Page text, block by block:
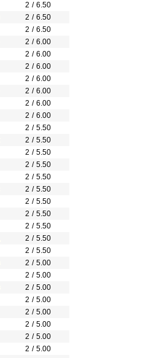
2 / 6.50
2 / 6.50
2 / 6.50
2 / 6.00
2 / 6.00
2 / 6.00
2 / 6.00
2 / 6.00
2 / 6.00
2 / 6.00
2 / 5.50
2 / 5.50
2 / 5.50
2 / 5.50
2 / 5.50
2 / 5.50
2 / 5.50
2 / 5.50
2 / 5.50
2 / 5.50
2 / 5.50
2 / 5.00
2 / 5.00
2 / 5.00
2 / 5.00
2 / 5.00
2 / 5.00
2 / 5.00
2 / 5.00